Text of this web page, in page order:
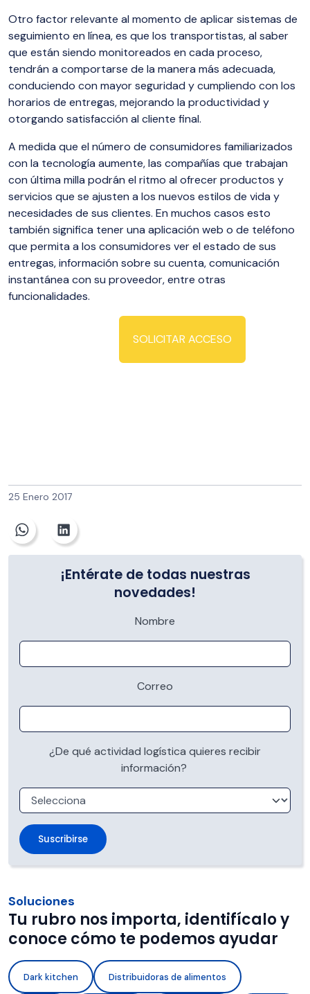
Otro factor relevante al momento de aplicar sistemas de
seguimiento en línea, es que los transportistas, al saber
que están siendo monitoreados en cada proceso,
tendrán a comportarse de la manera más adecuada,
conduciendo con mayor seguridad y cumpliendo con los
horarios de entregas, mejorando la productividad y
otorgando satisfacción al cliente final.
A medida que el número de consumidores familiarizados
con la tecnología aumente, las compañías que trabajan
con última milla podrán el ritmo al ofrecer productos y
servicios que se ajusten a los nuevos estilos de vida y
necesidades de sus clientes. En muchos casos esto
también significa tener una aplicación web o de teléfono
que permita a los consumidores ver el estado de sus
entregas, información sobre su cuenta, comunicación
instantánea con su proveedor, entre otras
funcionalidades.
SOLICITAR ACCESO
25 Enero 2017
¡Entérate de todas nuestras
novedades!
Nombre
Correo
¿De qué actividad logística quieres recibir
información?
Soluciones
Tu rubro nos importa, identifícalo y
conoce cómo te podemos ayudar
Dark kitchen Distribuidoras de alimentos